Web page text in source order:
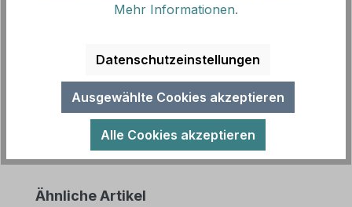
alte Zeit" und erfreuen sich mit ihrem nostalgischen
Produktgalerie überspringen
Ähnliche Artikel
Mehr Informationen.
Datenschutzeinstellungen
Ausgewählte Cookies akzeptieren
Alle Cookies akzeptieren